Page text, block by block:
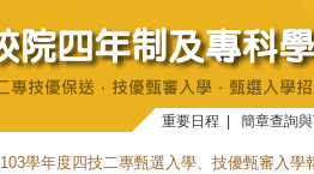
重要日程 簡章查詢
103學年度四技二專甄選入學、技優甄審入學